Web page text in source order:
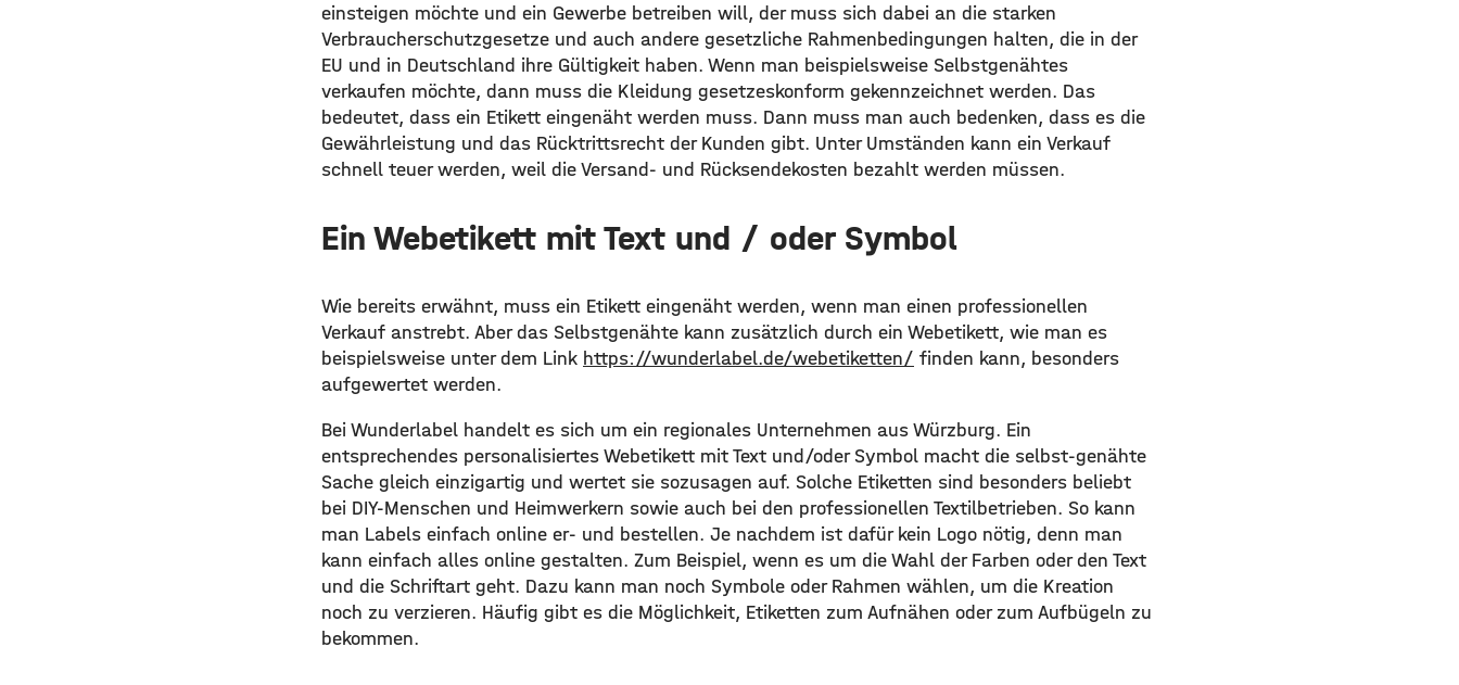
einsteigen möchte und ein Gewerbe betreiben will, der muss sich dabei an die starken
Verbraucherschutzgesetze und auch andere gesetzliche Rahmenbedingungen halten, die in der
EU und in Deutschland ihre Gültigkeit haben. Wenn man beispielsweise Selbstgenähtes
verkaufen möchte, dann muss die Kleidung gesetzeskonform gekennzeichnet werden. Das
bedeutet, dass ein Etikett eingenäht werden muss. Dann muss man auch bedenken, dass es die
Gewährleistung und das Rücktrittsrecht der Kunden gibt. Unter Umständen kann ein Verkauf
schnell teuer werden, weil die Versand- und Rücksendekosten bezahlt werden müssen.
Ein Webetikett mit Text und / oder Symbol
Wie bereits erwähnt, muss ein Etikett eingenäht werden, wenn man einen professionellen
Verkauf anstrebt. Aber das Selbstgenähte kann zusätzlich durch ein Webetikett, wie man es
beispielsweise unter dem Link https://wunderlabel.de/webetiketten/ finden kann, besonders
aufgewertet werden.
Bei Wunderlabel handelt es sich um ein regionales Unternehmen aus Würzburg. Ein
entsprechendes personalisiertes Webetikett mit Text und/oder Symbol macht die selbst-genähte
Sache gleich einzigartig und wertet sie sozusagen auf. Solche Etiketten sind besonders beliebt
bei DIY-Menschen und Heimwerkern sowie auch bei den professionellen Textilbetrieben. So kann
man Labels einfach online er- und bestellen. Je nachdem ist dafür kein Logo nötig, denn man
kann einfach alles online gestalten. Zum Beispiel, wenn es um die Wahl der Farben oder den Text
und die Schriftart geht. Dazu kann man noch Symbole oder Rahmen wählen, um die Kreation
noch zu verzieren. Häufig gibt es die Möglichkeit, Etiketten zum Aufnähen oder zum Aufbügeln zu
bekommen.